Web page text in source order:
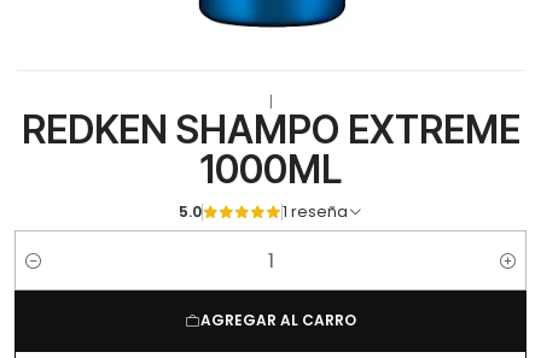
REDKEN SHAMPO EXTREME
1000ML
5.0 1 reseña
Cantidad
AGREGAR AL CARRO